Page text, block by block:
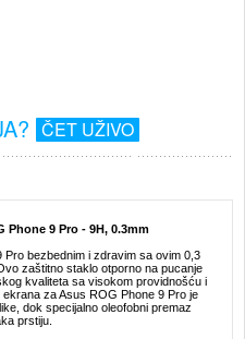
ČET UŽIVO
Phone 9 Pro - 9H, 0.3mm
bezbednim i zdravim sa ovim 0,3
zaštitno staklo otporno na pucanje
kvaliteta sa visokom providnošću i
za Asus ROG Phone 9 Pro je
dok specijalno oleofobni premaz
prstiju.